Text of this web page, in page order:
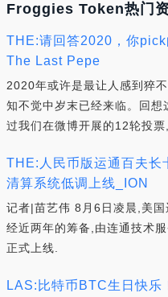
Froggies Token热门
THE:请回答2020，你
The Last Pepe
2020年或许是最让人感到猝
知不觉中岁末已经来临。回
过我们在微博开展的12轮投
THE:人民币版运通百夫长
清算系统低调上线_ION
记者|苗艺伟 8月6日凌晨,美
经近两年的筹备,由连通技术
正式上线.
LAS:比特币BTC生日快乐